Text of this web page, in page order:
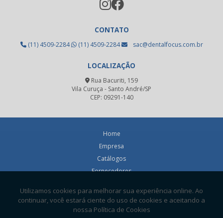
Revestimento refratário prótese
Sugador cirúrgico
CONTATO
(11) 4509-2284 (11) 4509-2284 sac@dentalfocus.com.br
LOCALIZAÇÃO
Rua Bacuriti, 159
Vila Curuça - Santo André/SP
CEP: 09291-140
Home
Empresa
Catálogos
Fornecedores
Informações
Mapa do site